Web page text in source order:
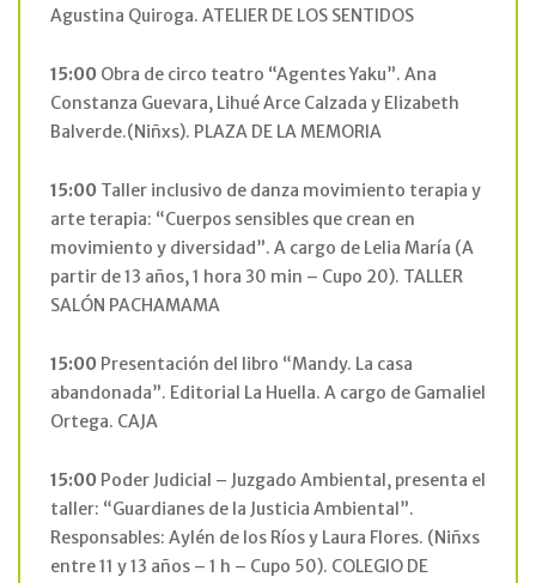
Agustina Quiroga. ATELIER DE LOS SENTIDOS
15:00 Obra de circo teatro “Agentes Yaku”. Ana
Constanza Guevara, Lihué Arce Calzada y Elizabeth
Balverde.(Niñxs). PLAZA DE LA MEMORIA
15:00 Taller inclusivo de danza movimiento terapia y
arte terapia: “Cuerpos sensibles que crean en
movimiento y diversidad”. A cargo de Lelia María (A
partir de 13 años, 1 hora 30 min – Cupo 20). TALLER
SALÓN PACHAMAMA
15:00 Presentación del libro “Mandy. La casa
abandonada”. Editorial La Huella. A cargo de Gamaliel
Ortega. CAJA
15:00 Poder Judicial – Juzgado Ambiental, presenta el
taller: “Guardianes de la Justicia Ambiental”.
Responsables: Aylén de los Ríos y Laura Flores. (Niñxs
entre 11 y 13 años – 1 h – Cupo 50). COLEGIO DE